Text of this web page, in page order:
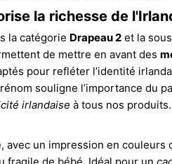
la richesse de
la catégorie Drapeau 2 et la
de mettre en avant des
pour refléter l’identité
souligne l’importance du
irlandaise à tous nos produits.
avec un impression en couleurs